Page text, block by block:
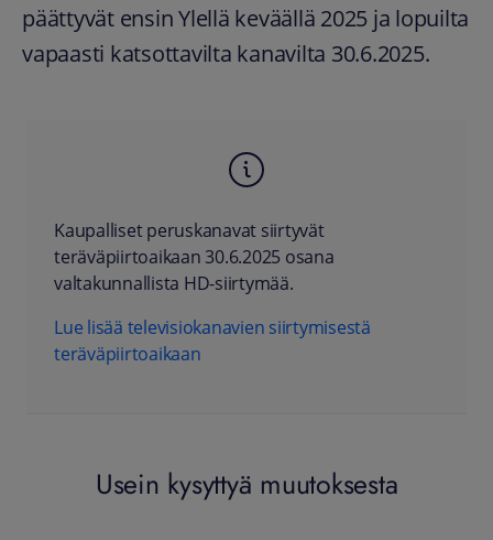
päättyvät ensin Ylellä keväällä 2025 ja lopuilta
vapaasti katsottavilta kanavilta 30.6.2025.
Kaupalliset peruskanavat siirtyvät
teräväpiirtoaikaan 30.6.2025 osana
valtakunnallista HD-siirtymää.
Lue lisää televisiokanavien siirtymisestä
teräväpiirtoaikaan
Usein kysyttyä muutoksesta